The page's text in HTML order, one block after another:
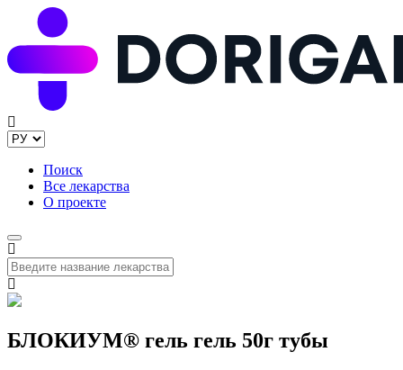
Поиск
Все лекарства
О проекте
БЛОКИУМ® гель гель 50г тубы